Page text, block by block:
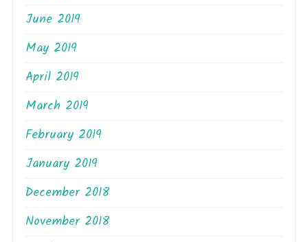
June 2019
May 2019
April 2019
March 2019
February 2019
January 2019
December 2018
November 2018